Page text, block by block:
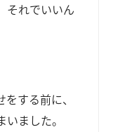
それでいいん
する前に、
ました。